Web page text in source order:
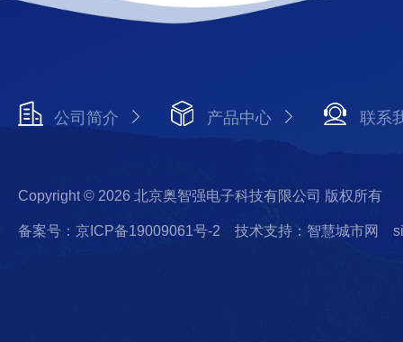
公司简介 产品中心 联系
Copyright © 2026 北京奥智强电子科技有限公司 版权所有
备案号：京ICP备19009061号-2 技术支持：智慧城市网